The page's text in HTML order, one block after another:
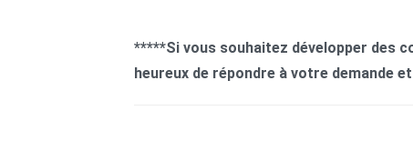
*****Si vous souhaitez développer des
heureux de répondre à votre demande